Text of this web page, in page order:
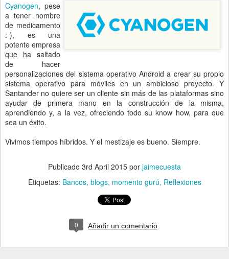
Cyanogen, pese
a tener nombre
de medicamento
:-), es una
potente empresa
que ha saltado
de hacer
personalizaciones del sistema operativo Android a crear su propio
sistema operativo para móviles en un ambicioso proyecto. Y
Santander no quiere ser un cliente sin más de las plataformas sino
ayudar de primera mano en la construcción de la misma,
aprendiendo y, a la vez, ofreciendo todo su know how, para que
sea un éxito.
Vivimos tiempos híbridos. Y el mestizaje es bueno. Siempre.
Publicado 3rd April 2015 por jaimecuesta
Etiquetas: Bancos blogs momento gurú Reflexiones
0 Añadir un comentario